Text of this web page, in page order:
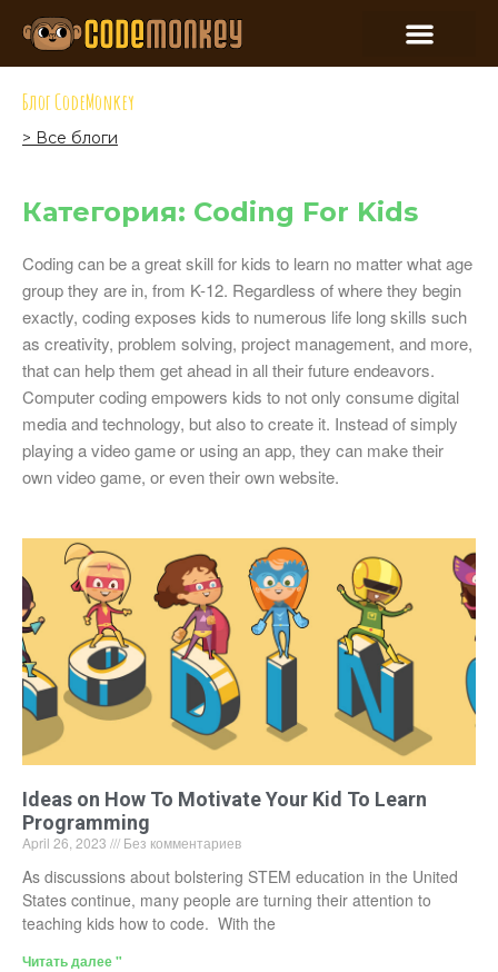
Блог CodeMonkey
> Все блоги
Категория: Coding For Kids
Coding can be a great skill for kids to learn no matter what age
group they are in, from K-12. Regardless of where they begin
exactly, coding exposes kids to numerous life long skills such
as creativity, problem solving, project management, and more,
that can help them get ahead in all their future endeavors.
Computer coding empowers kids to not only consume digital
media and technology, but also to create it. Instead of simply
playing a video game or using an app, they can make their
own video game, or even their own website.
Ideas on How To Motivate Your Kid To Learn
Programming
April 26, 2023 Без комментариев
As discussions about bolstering STEM education in the United
States continue, many people are turning their attention to
teaching kids how to code. With the
Читать далее "